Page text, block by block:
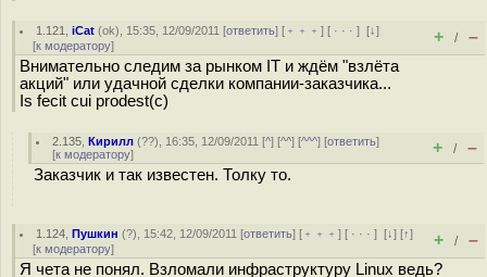
1.121 ,iCat (ok), 15:35, 12/09/2011 [ответить] [ ﹢﹢﹢] [ · · ·][↓]
[к модератору] + / –
Внимательно следим за рынком IT и ждём "взлёта
акций" или удачной сделки компании-заказчика...
Is fecit cui prodest(с)
2.135 ,Кирилл (??), 16:35, 12/09/2011 [^] [^^] [^^^] [ответить]
[к модератору] + / –
Заказчик и так известен. Толку то.
1.124 ,Пушкин (?), 15:42, 12/09/2011 [ответить] [ ﹢﹢﹢] [ · · ·][↓] [↑]
[к модератору] + / –
Я чета не понял. Взломали инфраструктуру Linux ведь?